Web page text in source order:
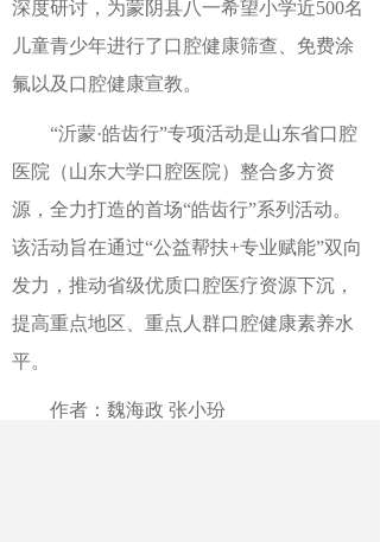
深度研讨，为蒙阴县八一希望小学近500名
儿童青少年进行了口腔健康筛查、免费涂
氟以及口腔健康宣教。
“沂蒙·皓齿行”专项活动是山东省口腔
医院（山东大学口腔医院）整合多方资
源，全力打造的首场“皓齿行”系列活动。
该活动旨在通过“公益帮扶+专业赋能”双向
发力，推动省级优质口腔医疗资源下沉，
提高重点地区、重点人群口腔健康素养水
平。
作者：魏海政 张小玢